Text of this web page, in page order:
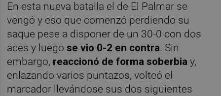
En esta nueva batalla el de El Palmar se
vengó y eso que comenzó perdiendo su
saque pese a disponer de un 30-0 con dos
aces y luegose vio 0-2 en contra. Sin
embargo, reaccionó de forma soberbiay,
enlazando varios puntazos, volteó el
marcador llevándose sus dos siguientes